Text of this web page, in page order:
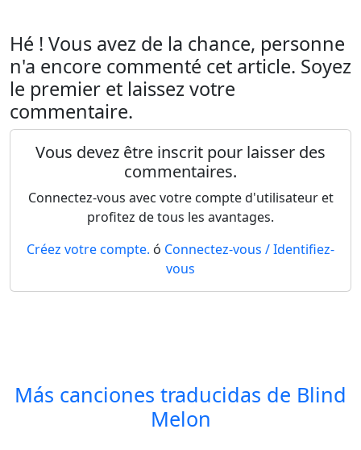
Hé ! Vous avez de la chance, personne
n'a encore commenté cet article. Soyez
le premier et laissez votre
commentaire.
Vous devez être inscrit pour laisser des
commentaires.
Connectez-vous avec votre compte d'utilisateur et
profitez de tous les avantages.
Créez votre compte. ó Connectez-vous / Identifiez-
vous
Más canciones traducidas de Blind
Melon